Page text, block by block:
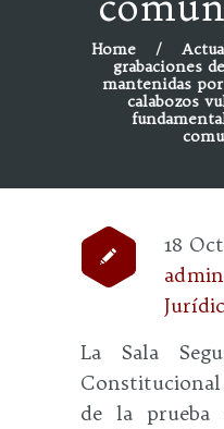
Home
grabaciones
mantenidas
calabozos
18
admin
La Sala
de la prueba